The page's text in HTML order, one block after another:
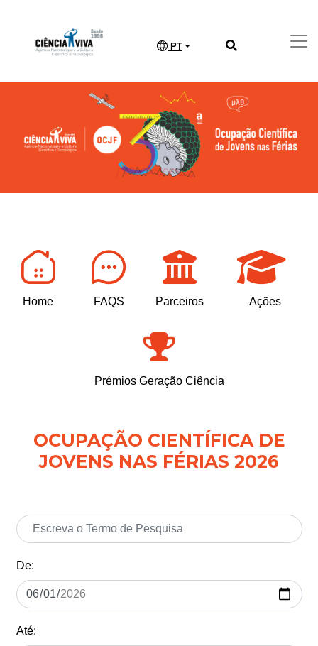
PT
Home FAQS Parceiros Ações
Prémios Geração Ciência
OCUPAÇÃO CIENTÍFICA DE
JOVENS NAS FÉRIAS 2026
De:
Até: